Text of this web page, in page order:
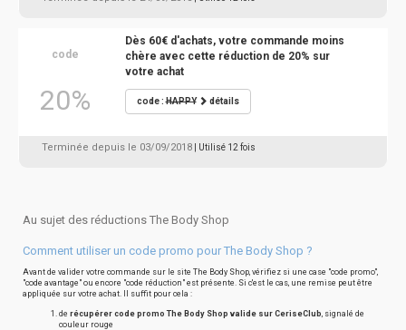
code
20%
Dès 60€ d'achats, votre commande moins
chère avec cette réduction de 20% sur
votre achat
code :HAPPY détails
Terminée depuis le 03/09/2018 | Utilisé 12 fois
Au sujet des réductions The Body Shop
Comment utiliser un code promo pour The Body Shop ?
Avant de valider votre commande sur le site The Body Shop, vérifiez si une case "code promo",
"code avantage" ou encore "code réduction" est présente. Si c'est le cas, une remise peut être
appliquée sur votre achat. Il suffit pour cela :
de récupérer code promo The Body Shop valide sur CeriseClub, signalé de
couleur rouge